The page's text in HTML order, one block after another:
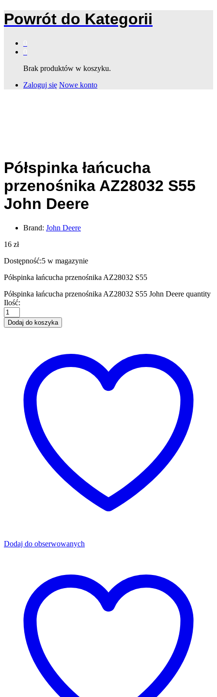
Powrót do Kategorii
Brak produktów w koszyku.
Zaloguj się Nowe konto
Półspinka łańcucha
przenośnika AZ28032 S55
John Deere
Brand: John Deere
16 zł
Dostępność:5 w magazynie
Półspinka łańcucha przenośnika AZ28032 S55
Półspinka łańcucha przenośnika AZ28032 S55 John Deere quantity
Ilość:
Dodaj do koszyka
Dodaj do obserwowanych